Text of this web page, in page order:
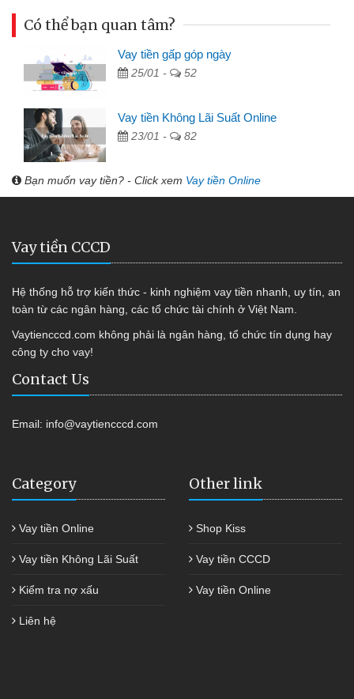
Có thể bạn quan tâm?
Vay tiền gấp góp ngày
25/01 - 52
Vay tiền Không Lãi Suất Online
23/01 - 82
Bạn muốn vay tiền? - Click xem Vay tiền Online
Vay tiền CCCD
Hệ thống hỗ trợ kiến thức - kinh nghiệm vay tiền nhanh, uy tín, an
toàn từ các ngân hàng, các tổ chức tài chính ở Việt Nam.
Vaytiencccd.com không phải là ngân hàng, tổ chức tín dụng hay
công ty cho vay!
Contact Us
Email: info@vaytiencccd.com
Category
Vay tiền Online
Vay tiền Không Lãi Suất
Kiểm tra nợ xấu
Liên hệ
Other link
Shop Kiss
Vay tiền CCCD
Vay tiền Online